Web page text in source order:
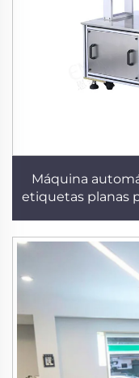
Máquina
etiquetas planas